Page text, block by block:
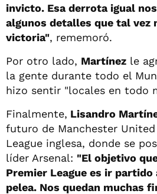
invicto. Esa derrota igual
algunos detalles que tal vez
victoria", rememoró.
Por otro lado, Martínez le
la gente durante todo el
hizo sentir "locales en todo
Finalmente, Lisandro
futuro de Manchester
League inglesa, donde se
líder Arsenal: "El objetivo
Premier League es ir
pelea. Nos quedan muchas